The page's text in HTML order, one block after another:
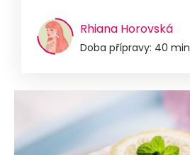
Rhiana Horovská
Doba přípravy: 40 min